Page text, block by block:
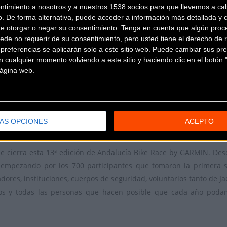
a nosotros y a nuestros 1538 socios para que llevemos a
De forma alternativa, puede acceder a información más detallada y
otorgar o negar su consentimiento. Tenga en cuenta que algún
no requerir de su consentimiento, pero usted tiene el derecho de
se aplicarán solo a este sitio web. Puede cambiar sus
cualquier momento volviendo a este sitio y haciendo clic en el botón
web.
OPCIONES ACEPTO
les ha servido también para terminar segundos en la
Factory Team) se quedan con la tercera posición en la
Sosna e Irina Luetzelschwab (Team Torpado BULLS
Race by GARMIN. Lejla Njemcevic y Stefanie Dohrn (Canyon
y Luetzelschwab han podido controlar la diferencia y llevarse
tramo nos hemos apretado al máximo porque ellas ganaban
y Dohrn les ha servido para consolidar su segunda
han terminado en tercera posición y han completado el podio.
esta 13ª edición de Andalucía Bike Race by GARMIN.
por los 700 participantes que tomaron la primera
instituciones, cuerpos de seguridad, voluntarios tanto de
y todas las personas que hacen posible que cada año